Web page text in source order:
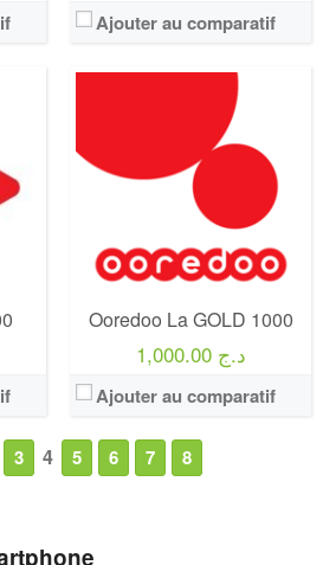
Ajouter au comparatif
Ooredoo La GOLD 1000
1,000.00 د.ج
Ajouter au comparatif
3 4 5 6 7
8